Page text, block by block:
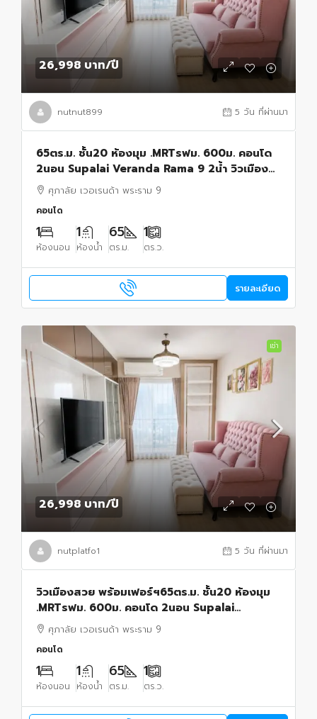
26,998 บาท/ปี
nutnut899 5 วัน ที่ผ่านมา
65ตร.ม. ชั้น20 ห้องมุม .MRTรฟม. 600ม. คอนโด
2นอน Supalai Veranda Rama 9 2น้ำ วิวเมือง
สวย พร้อมเฟอร์ฯ
ศุภาลัย เวอเรนด้า พระราม 9
คอนโด
1
ห้องนอน
1
ห้องน้ำ
65
ตร.ม.
1
ตร.ว.
รายละเอียด
เช่า
26,998 บาท/ปี
nutplatfo1 5 วัน ที่ผ่านมา
วิวเมืองสวย พร้อมเฟอร์ฯ65ตร.ม. ชั้น20 ห้องมุม
.MRTรฟม. 600ม. คอนโด 2นอน Supalai
Veranda Rama 9 2น้ำ
ศุภาลัย เวอเรนด้า พระราม 9
คอนโด
1
ห้องนอน
1
ห้องน้ำ
65
ตร.ม.
1
ตร.ว.